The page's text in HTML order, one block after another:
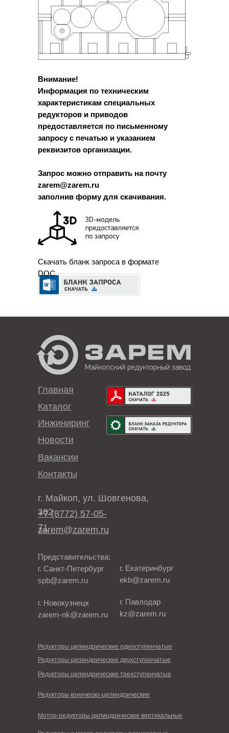
Скачать бланк запроса в формате
DOC
Внимание!
Информация по техническим
характеристикам специальных
редукторов и приводов
предоставляется по письменному
запросу с печатью и указанием
реквизитов организации.
Запрос можно отправить на почту
zarem@zarem.ru
заполнив форму для скачивания.
+7 (8772) 57-05-
71
Каталог
Инжиниринг
Контакты
Главная
Новости
Вакансии
zarem@zarem.ru
Редукторы цилиндрические одноступенчатые
Редукторы цилиндрические двухступенчатые
Редукторы цилиндрические трехступенчатые
Редукторы коническо-цилиндрические
Мотор-редукторы цилиндрические вертикальные
г. Майкоп, ул. Шовгенова,
362
Представительства:
г. Санкт-Петербург
spb@zarem.ru
г. Екатеринбург
ekb@zarem.ru
г. Новокузнецк
zarem-nk@zarem.ru
г. Павлодар
kz@zarem.ru